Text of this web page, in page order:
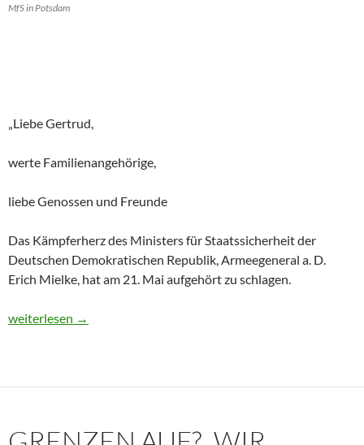
MfS in Potsdam
„Liebe Gertrud,
werte Familienangehörige,
liebe Genossen und Freunde
Das Kämpferherz des Ministers für Staatssicherheit der
Deutschen Demokratischen Republik, Armeegeneral a. D.
Erich Mielke, hat am 21. Mai aufgehört zu schlagen.
Historisches Dokument: Die Trauerrede für Erich Mielke (1907-
weiterlesen →